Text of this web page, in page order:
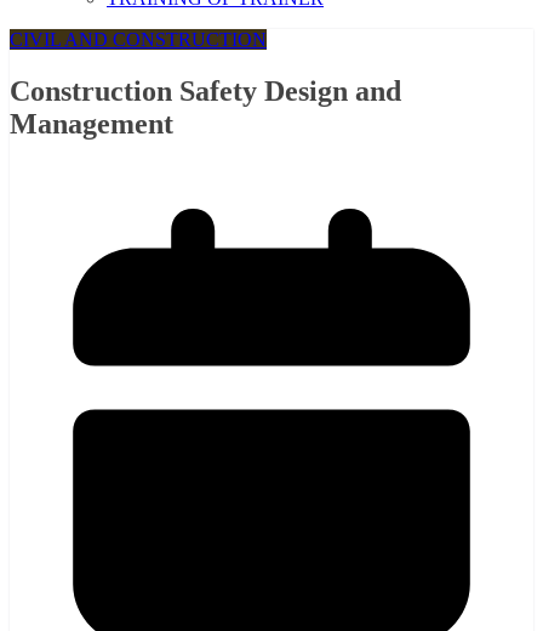
CIVIL AND CONSTRUCTION
Construction Safety Design and
Management